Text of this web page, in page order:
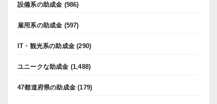
設備系の助成金 (986)
雇用系の助成金 (597)
IT・観光系の助成金 (290)
ユニークな助成金 (1,488)
47都道府県の助成金 (179)